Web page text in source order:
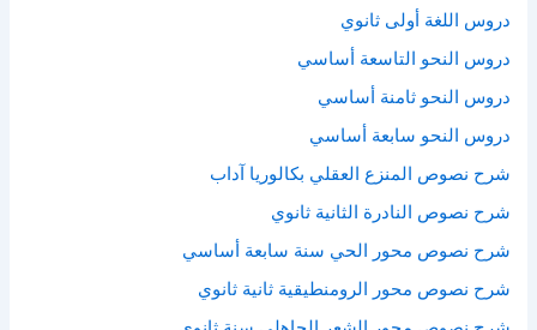
دروس اللغة أولى ثانوي
دروس النحو التاسعة أساسي
دروس النحو ثامنة أساسي
دروس النحو سابعة أساسي
شرح نصوص المنزع العقلي بكالوريا آداب
شرح نصوص النادرة الثانية ثانوي
شرح نصوص محور الحي سنة سابعة أساسي
شرح نصوص محور الرومنطيقية ثانية ثانوي